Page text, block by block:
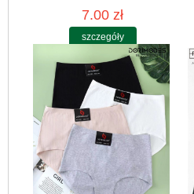
7.00 zł
szczegóły